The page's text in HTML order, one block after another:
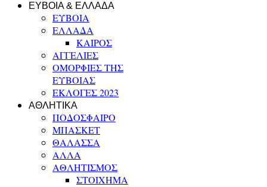
ΕΥΒΟΙΑ & ΕΛΛΑΔΑ
ΕΥΒΟΙΑ
ΕΛΛΑΔΑ
ΚΑΙΡΟΣ
ΑΓΓΕΛΙΕΣ
ΟΜΟΡΦΙΕΣ ΤΗΣ
ΕΥΒΟΙΑΣ
ΕΚΛΟΓΕΣ 2023
ΑΘΛΗΤΙΚΑ
ΠΟΔΟΣΦΑΙΡΟ
ΜΠΑΣΚΕΤ
ΘΑΛΑΣΣΑ
ΑΛΛΑ
ΑΘΛΗΤΙΣΜΟΣ
ΣΤΟΙΧΗΜΑ